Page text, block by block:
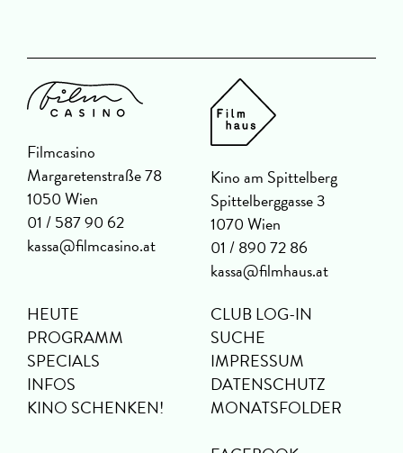
Filmcasino
Margaretenstraße 78
1050 Wien
01 / 587 90 62
kassa@filmcasino.at
Kino am Spittelberg
Spittelberggasse 3
1070 Wien
01 / 890 72 86
kassa@filmhaus.at
HEUTE
PROGRAMM
SPECIALS
INFOS
KINO SCHENKEN!
CLUB LOG-IN
SUCHE
IMPRESSUM
DATENSCHUTZ
MONATSFOLDER